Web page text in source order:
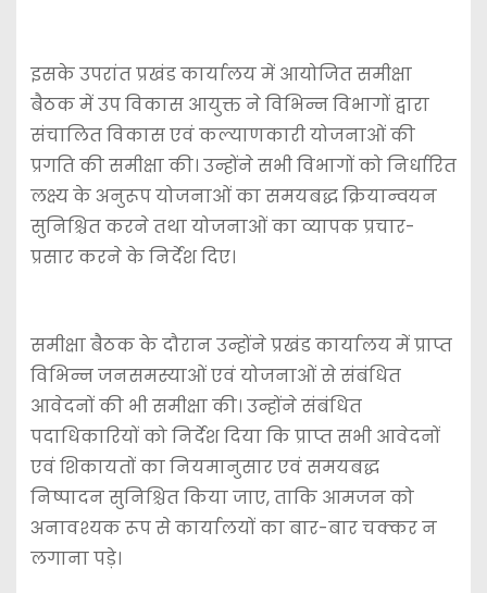
इसके उपरांत प्रखंड कार्यालय में आयोजित समीक्षा
बैठक में उप विकास आयुक्त ने विभिन्न विभागों द्वारा
संचालित विकास एवं कल्याणकारी योजनाओं की
प्रगति की समीक्षा की। उन्होंने सभी विभागों को निर्धारित
लक्ष्य के अनुरूप योजनाओं का समयबद्ध क्रियान्वयन
सुनिश्चित करने तथा योजनाओं का व्यापक प्रचार-
प्रसार करने के निर्देश दिए।
समीक्षा बैठक के दौरान उन्होंने प्रखंड कार्यालय में प्राप्त
विभिन्न जनसमस्याओं एवं योजनाओं से संबंधित
आवेदनों की भी समीक्षा की। उन्होंने संबंधित
पदाधिकारियों को निर्देश दिया कि प्राप्त सभी आवेदनों
एवं शिकायतों का नियमानुसार एवं समयबद्ध
निष्पादन सुनिश्चित किया जाए, ताकि आमजन को
अनावश्यक रूप से कार्यालयों का बार-बार चक्कर न
लगाना पड़े।